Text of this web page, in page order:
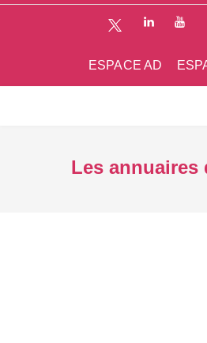
ESPACE AD
Les annuaires